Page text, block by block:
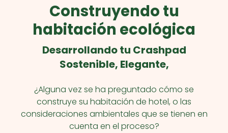
Construyendo tu
habitación ecológica
Desarrollando tu Crashpad
Sostenible, Elegante,
¿Alguna vez se ha preguntado cómo se
construye su habitación de hotel, o las
consideraciones ambientales que se tienen en
cuenta en el proceso?